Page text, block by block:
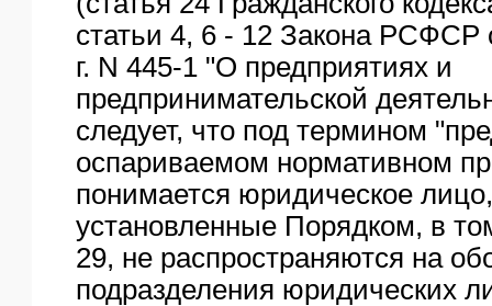
статьи 4, 6 - 12 Закона РСФСР
г. N 445-1 "О предприятиях и
предпринимательской
следует, что под термином
оспариваемом нормативном
понимается юридическое
установленные Порядком, в
29, не распространяются на
подразделения юридических